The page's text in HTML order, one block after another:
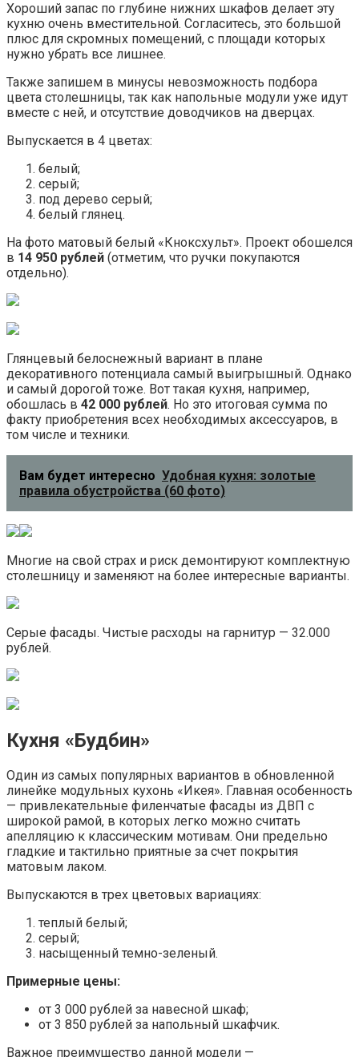
Хороший запас по глубине нижних шкафов делает эту
кухню очень вместительной. Согласитесь, это большой
плюс для скромных помещений, с площади которых
нужно убрать все лишнее.
Также запишем в минусы невозможность подбора
цвета столешницы, так как напольные модули уже идут
вместе с ней, и отсутствие доводчиков на дверцах.
Выпускается в 4 цветах:
белый;
серый;
под дерево серый;
белый глянец.
На фото матовый белый «Кноксхульт». Проект обошелся
в 14 950 рублей (отметим, что ручки покупаются
отдельно).
Глянцевый белоснежный вариант в плане
декоративного потенциала самый выигрышный. Однако
и самый дорогой тоже. Вот такая кухня, например,
обошлась в 42 000 рублей. Но это итоговая сумма по
факту приобретения всех необходимых аксессуаров, в
том числе и техники.
Вам будет интересно Удобная кухня: золотые
правила обустройства (60 фото)
Многие на свой страх и риск демонтируют комплектную
столешницу и заменяют на более интересные варианты.
Серые фасады. Чистые расходы на гарнитур — 32.000
рублей.
Кухня «Будбин»
Один из самых популярных вариантов в обновленной
линейке модульных кухонь «Икея». Главная особенность
— привлекательные филенчатые фасады из ДВП с
широкой рамой, в которых легко можно считать
апелляцию к классическим мотивам. Они предельно
гладкие и тактильно приятные за счет покрытия
матовым лаком.
Выпускаются в трех цветовых вариациях:
теплый белый;
серый;
насыщенный темно-зеленый.
Примерные цены:
от 3 000 рублей за навесной шкаф;
от 3 850 рублей за напольный шкафчик.
Важное преимущество данной модели —